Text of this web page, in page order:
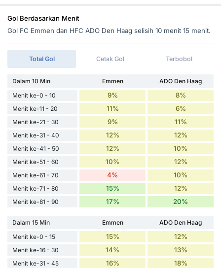
Gol Berdasarkan Menit
Gol FC Emmen dan HFC ADO Den Haag selisih 10 menit 15 menit.
Total Gol Cetak Gol Terbobol
Dalam 10 Min Emmen
ADO Den Haag
Menit ke-0 - 10
9% 8%
Menit ke-11 - 20 11% 6%
Menit ke-21 - 30 9% 11%
Menit ke-31 - 40 12% 12%
Menit ke-41 - 50 12% 10%
Menit ke-51 - 60 10% 12%
Menit ke-61 - 70 4% 10%
Menit ke-71 - 80 15% 12%
Menit ke-81 - 90 17% 20%
Dalam 15 Min Emmen
ADO Den Haag
Menit ke-0 - 15
15% 12%
Menit ke-16 - 30 14% 13%
Menit ke-31 - 45 16% 18%